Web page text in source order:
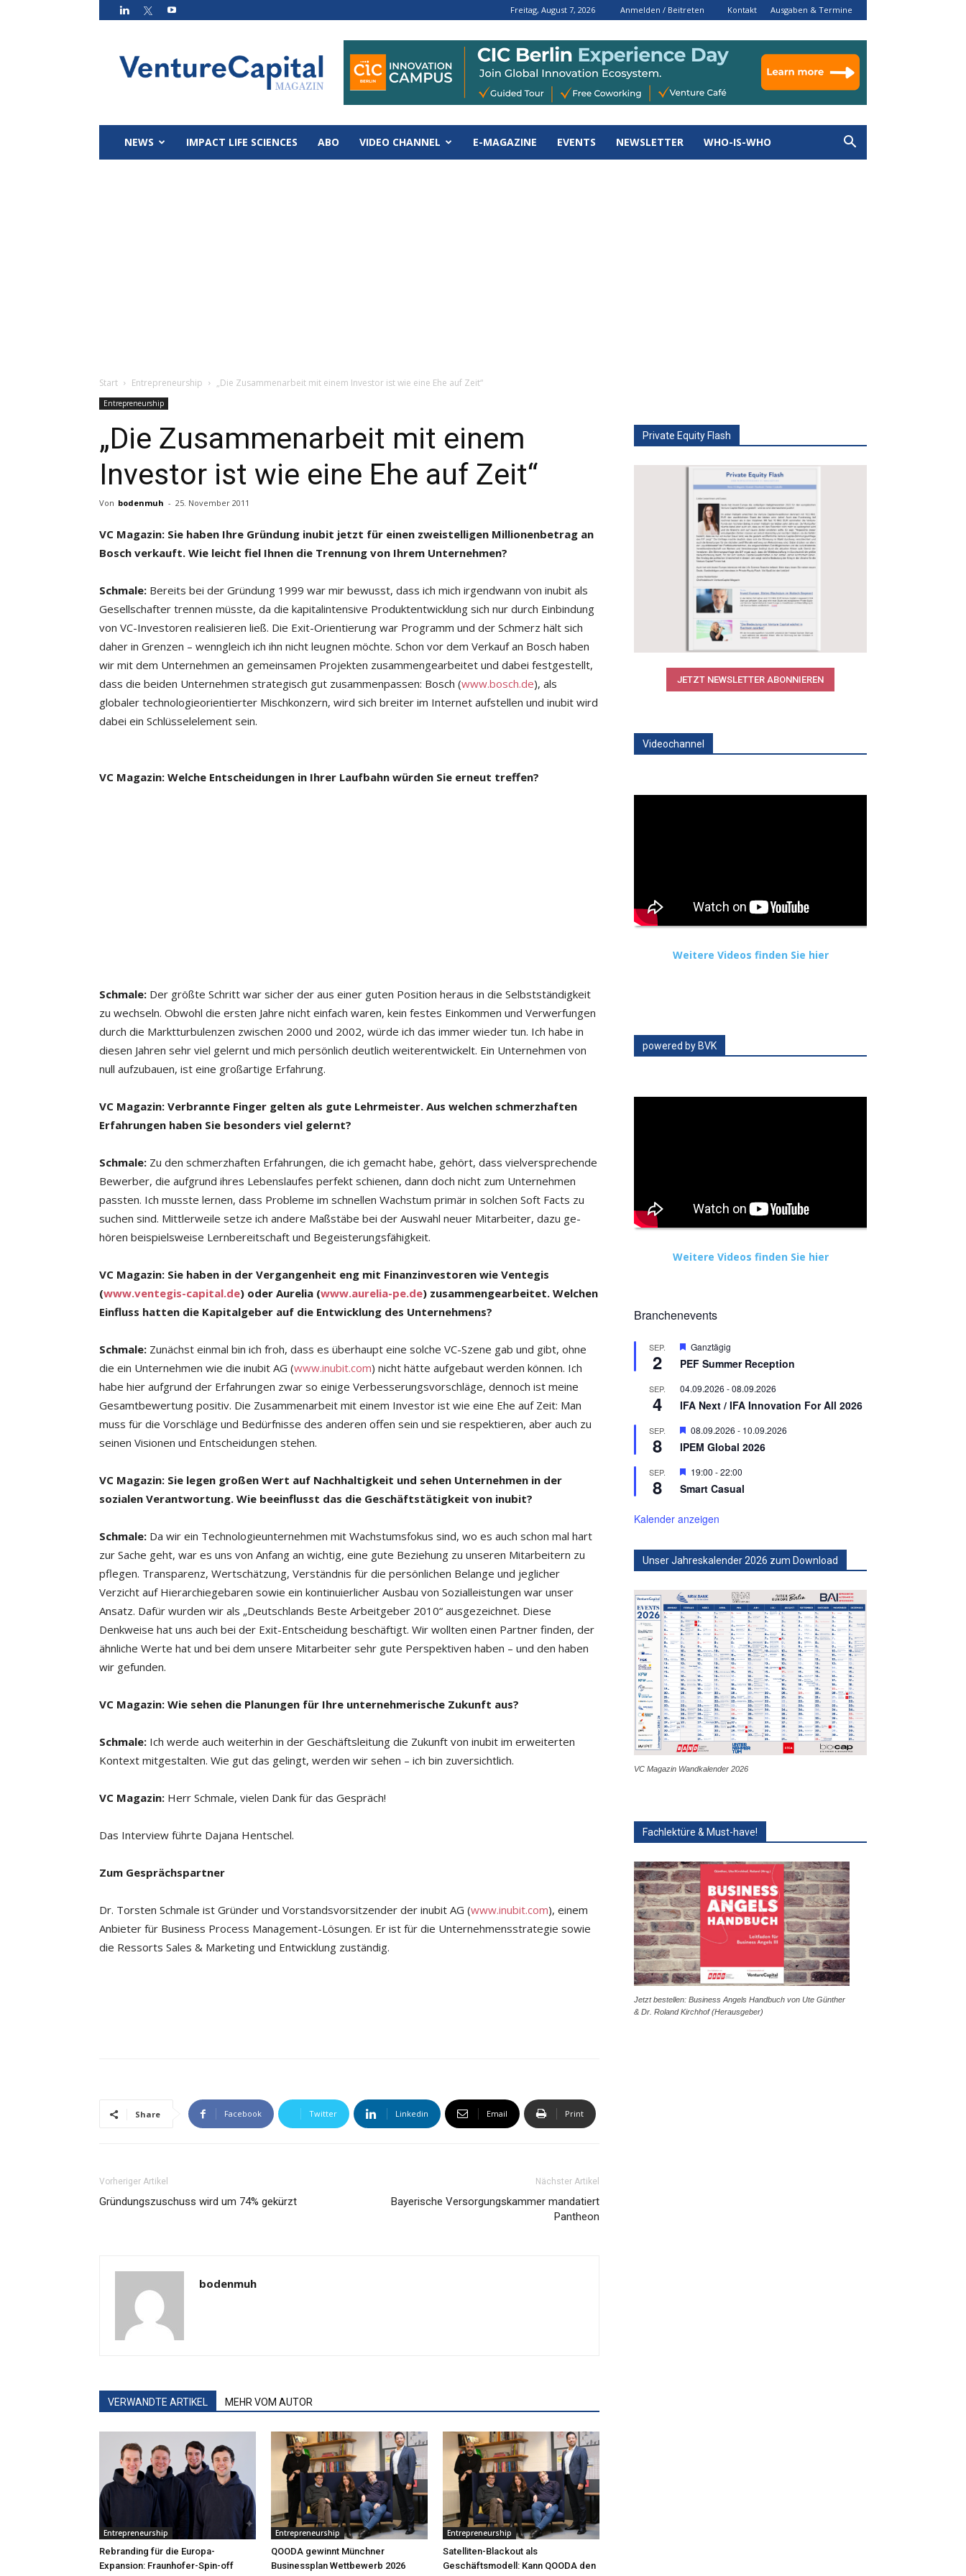
Freitag, August 7, 2026 Anmelden / Beitreten Kontakt Ausgaben & Termine
Magazin
NEWS IMPACT LIFE SCIENCES ABO VIDEO CHANNEL E-MAGAZINE EVENTS NEWSLETTER WHO-IS-WHO
Start Entrepreneurship „Die Zusammenarbeit mit einem Investor ist wie eine Ehe auf Zeit“
Entrepreneurship
„Die Zusammenarbeit mit einem
Investor ist wie eine Ehe auf Zeit“
Von bodenmuh - 25. November 2011
VC Magazin: Sie haben Ihre Gründung inubit jetzt für einen zweistelligen Millionenbetrag an
Bosch verkauft. Wie leicht fiel Ihnen die Trennung von Ihrem Unternehmen?
Schmale: Bereits bei der Gründung 1999 war mir bewusst, dass ich mich irgendwann von inubit als
Gesellschafter trennen müsste, da die kapitalintensive Produktentwicklung sich nur durch Einbindung
von VC-Investoren realisieren ließ. Die Exit-Orientierung war Programm und der Schmerz hält sich
daher in Grenzen – wenngleich ich ihn nicht leugnen möchte. Schon vor dem Verkauf an Bosch haben
wir mit dem Unternehmen an gemeinsamen Projek­ten zusammengearbeitet und dabei festgestellt,
dass die beiden Unternehmen strategisch gut zusammenpassen: Bosch (www.bosch.de), als
globaler technologieorientierter Mischkonzern, wird sich breiter im Internet aufstellen und inubit wird
dabei ein Schlüsselelement sein.
VC Magazin: Welche Entscheidungen in Ihrer Laufbahn wür­den Sie erneut treffen?
Schmale: Der größte Schritt war sicher der aus einer guten Position heraus in die Selbstständigkeit
zu wechseln. Obwohl die ersten Jahre nicht einfach waren, kein festes Einkommen und Verwerfungen
durch die Marktturbu­lenzen zwischen 2000 und 2002, würde ich das immer wieder tun. Ich habe in
diesen Jahren sehr viel gelernt und mich persönlich deutlich weiterentwickelt. Ein Unternehmen von
null aufzubauen, ist eine großartige Er­fahrung.
VC Magazin: Verbrannte Finger gelten als gute Lehrmeister. Aus welchen schmerzhaften
Erfahrungen haben Sie besonders viel gelernt?
Schmale: Zu den schmerzhaften Erfahrungen, die ich gemacht habe, gehört, dass vielversprechende
Bewerber, die aufgrund ihres Lebenslaufes perfekt schienen, dann doch nicht zum Unternehmen
passten. Ich musste lernen, dass Probleme im schnellen Wachstum primär in solchen Soft Facts zu
suchen sind. Mittlerweile setze ich andere Maßstäbe bei der Auswahl neuer Mitarbeiter, dazu ge­
hören beispielsweise Lern­be­reit­schaft und Begeiste­rungs­fähigkeit.
VC Magazin: Sie haben in der Vergangenheit eng mit Finanzinvestoren wie Ven­tegis
(www.ventegis-capital.de) oder Aurelia (www.aurelia-pe.de) zusammengearbeitet. Welchen
Ein­fluss hatten die Kapitalgeber auf die Entwicklung des Unternehmens?
Schmale: Zunächst einmal bin ich froh, dass es überhaupt eine solche VC-Szene gab und gibt, ohne
die ein Unternehmen wie die inubit AG (www.inubit.com) nicht hätte aufgebaut werden können. Ich
habe hier aufgrund der Erfahrungen zwar so einige Verbesserungs­vorschläge, dennoch ist meine
Gesamtbewertung positiv. Die Zusammenarbeit mit einem Investor ist wie eine Ehe auf Zeit: Man
muss für die Vorschläge und Bedürfnisse des anderen offen sein und sie respektieren, aber auch zu
seinen Visionen und Entscheidungen stehen.
VC Magazin: Sie legen großen Wert auf Nachhaltigkeit und sehen Unternehmen in der
sozialen Verantwortung. Wie beeinflusst das die Geschäftstätigkeit von inubit?
Schmale: Da wir ein Technologieunternehmen mit Wachstumsfokus sind, wo es auch schon mal hart
zur Sache geht, war es uns von Anfang an wichtig, eine gute Beziehung zu unseren Mitarbeitern zu
pflegen. Transparenz, Wertschätzung, Verständnis für die persönlichen Belange und jeglicher
Verzicht auf Hierarchiegebaren sowie ein kontinuierlicher Ausbau von Sozialleistungen war unser
Ansatz. Dafür wurden wir als „Deutschlands Beste Arbeitgeber 2010“ ausgezeichnet. Diese
Denkweise hat uns auch bei der Exit-Entscheidung beschäftigt. Wir wollten einen Partner finden, der
ähnliche Werte hat und bei dem unsere Mitarbeiter sehr gute Perspektiven haben – und den haben
wir gefunden.
VC Magazin: Wie sehen die Planungen für Ihre unternehmerische Zukunft aus?
Schmale: Ich werde auch weiterhin in der Geschäfts­leitung die Zukunft von inubit im erweiterten
Kontext mitgestalten. Wie gut das gelingt, werden wir sehen – ich bin zuversichtlich.
VC Magazin: Herr Schmale, vielen Dank für das Gespräch!
Das Interview führte Dajana Hentschel.
Zum Gesprächspartner
Dr. Torsten Schmale ist Gründer und Vorstandsvorsitzender der inubit AG (www.inubit.com), einem
Anbieter für Business Process Management-Lösungen. Er ist für die Unternehmensstrategie sowie
die Ressorts Sales & Marketing und Entwicklung zuständig.
Share Facebook Twitter Linkedin Email Print
Vorheriger Artikel
Gründungszuschuss wird um 74% gekürzt
Nächster Artikel
Bayerische Versorgungskammer mandatiert
Pantheon
bodenmuh
VERWANDTE ARTIKEL MEHR VOM AUTOR
Entrepreneurship
Rebranding für die Europa-
Expansion: Fraunhofer-Spin-off
Entrepreneurship
QOODA gewinnt Münchner
Businessplan Wettbewerb 2026
Entrepreneurship
Satelliten-Blackout als
Geschäftsmodell: Kann QOODA den
Private Equity Flash
JETZT NEWSLETTER ABONNIEREN
Videochannel
Weitere Videos finden Sie hier
powered by BVK
Weitere Videos finden Sie hier
Branchenevents
SEP.
2
Hervorgehoben
Ganztägig
PEF Summer Reception
SEP.
4
04.09.2026 -08.09.2026
IFA Next / IFA Innovation For All 2026
SEP.
8
Hervorgehoben
08.09.2026 - 10.09.2026
IPEM Global 2026
SEP.
8
Hervorgehoben
19:00 -22:00
Smart Casual
Kalender anzeigen
Unser Jahreskalender 2026 zum Download
VC Magazin Wandkalender 2026
Fachlektüre & Must-have!
Jetzt bestellen: Business Angels Handbuch von Ute Günther
& Dr. Roland Kirchhof (Herausgeber)